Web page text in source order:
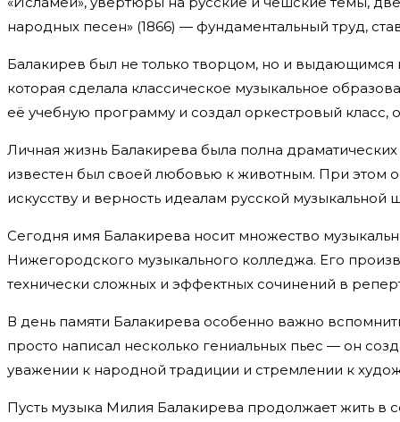
народных песен» (1866) — фундаментальный труд,
Балакирев был не только творцом, но и выдающимся
которая сделала классическое музыкальное
её учебную программу и создал оркестровый
Личная жизнь Балакирева была полна
известен был своей любовью к животным. При этом
искусству и верность идеалам русской музыкальной
Сегодня имя Балакирева носит множество
Нижегородского музыкального колледжа. Его
технически сложных и эффектных сочинений в
В день памяти Балакирева особенно важно
просто написал несколько гениальных пьес — он
уважении к народной традиции и стремлении к
Пусть музыка Милия Балакирева продолжает жить в